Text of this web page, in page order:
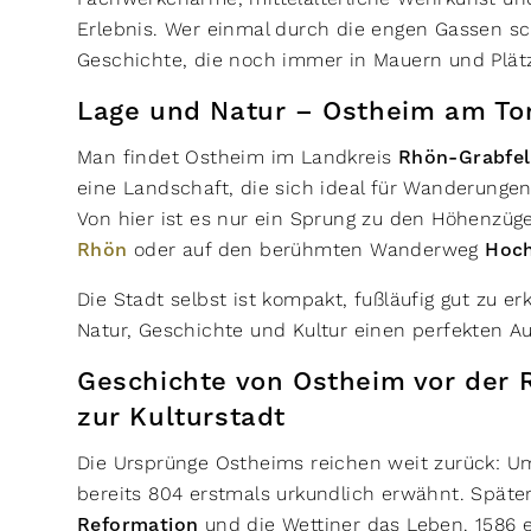
Erlebnis. Wer einmal durch die engen Gassen
Geschichte, die noch immer in Mauern und
Lage und Natur – Ostheim am
Man findet Ostheim im Landkreis Rhön-
eine Landschaft, die sich ideal für
Von hier ist es nur ein Sprung zu den
Rhön oder auf den berühmten Wanderweg
Die Stadt selbst ist kompakt, fußläufig gut zu
Natur, Geschichte und Kultur einen perfekten
Geschichte von Ostheim vor der
zur Kulturstadt
Die Ursprünge Ostheims reichen weit zurück:
bereits 804 erstmals urkundlich erwähnt.
Reformation und die Wettiner das Leben. 1586